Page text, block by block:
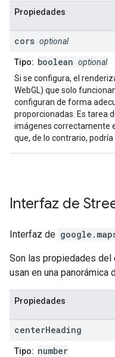
Propiedades
cors optional
Tipo: boolean optional
Si se configura, el
WebGL) que solo
configuran de forma
proporcionadas. Es tarea
imágenes correctamente
que, de lo contrario,
Interfaz de
Interfaz de
Son las propiedades
usan en una panorámica
Propiedades
centerHeading
Tipo: number